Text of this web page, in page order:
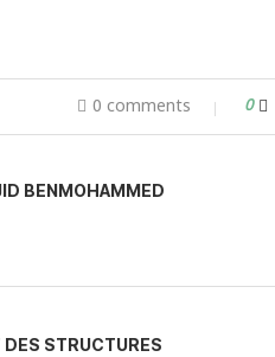
0 comments 0
BENMOHAMMED
DES STRUCTURES